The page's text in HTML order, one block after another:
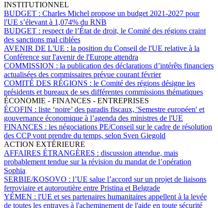
INSTITUTIONNEL
BUDGET : Charles Michel propose un budget 2021-2027 pour
l'UE s’élevant à 1,074% du RNB
BUDGET : respect de l’État de droit, le Comité des régions craint
des sanctions mal ciblées
AVENIR DE L'UE : la position du Conseil de l'UE relative à la
Conférence sur l'avenir de l'Europe attendra
COMMISSION : la publication des déclarations d’intérêts financiers
actualisées des commissaires prévue courant février
COMITÉ DES RÉGIONS : le Comité des régions désigne les
présidents et bureaux de ses différentes commissions thématiques
ÉCONOMIE - FINANCES - ENTREPRISES
ÉCOFIN : liste ‘noire’ des paradis fiscaux, 'Semestre européen' et
gouvernance économique à l’agenda des ministres de l'UE
FINANCES : les négociations PE/Conseil sur le cadre de résolution
des CCP vont prendre du temps, selon Sven Giegold
ACTION EXTÉRIEURE
AFFAIRES ÉTRANGÈRES : discussion attendue, mais
probablement tendue sur la révision du mandat de l’opération
Sophia
SERBIE/KOSOVO : l’UE salue l’accord sur un projet de liaisons
ferroviaire et autoroutière entre Pristina et Belgrade
YÉMEN : l'UE et ses partenaires humanitaires appellent à la levée
de toutes les entraves à l'acheminement de l'aide en toute sécurité